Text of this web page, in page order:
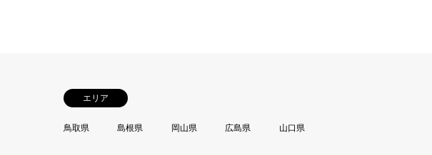
エリア
鳥取県 島根県 岡山県 広島県 山口県